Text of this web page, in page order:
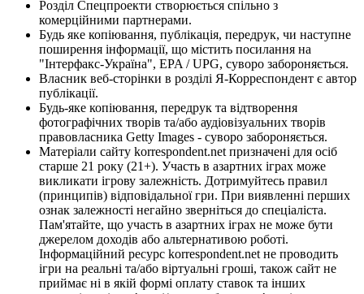
Розділ Спецпроекти створюється спільно з
комерційними партнерами.
Будь яке копіювання, публікація, передрук, чи наступне
поширення інформації, що містить посилання на
"Інтерфакс-Україна", EPA / UPG, суворо забороняється.
Власник веб-сторінки в розділі Я-Корреспондент є автор
публікації.
Будь-яке копіювання, передрук та відтворення
фотографічних творів та/або аудіовізуальних творів
правовласника Getty Images - суворо забороняється.
Матеріали сайту korrespondent.net призначені для осіб
старше 21 року (21+). Участь в азартних іграх може
викликати ігрову залежність. Дотримуйтесь правил
(принципів) відповідальної гри. При виявленні перших
ознак залежності негайно зверніться до спеціаліста.
Пам'ятайте, що участь в азартних іграх не може бути
джерелом доходів або альтернативою роботі.
Інформаційний ресурс korrespondent.net не проводить
ігри на реальні та/або віртуальні гроші, також сайт не
приймає ні в якій формі оплату ставок та інших